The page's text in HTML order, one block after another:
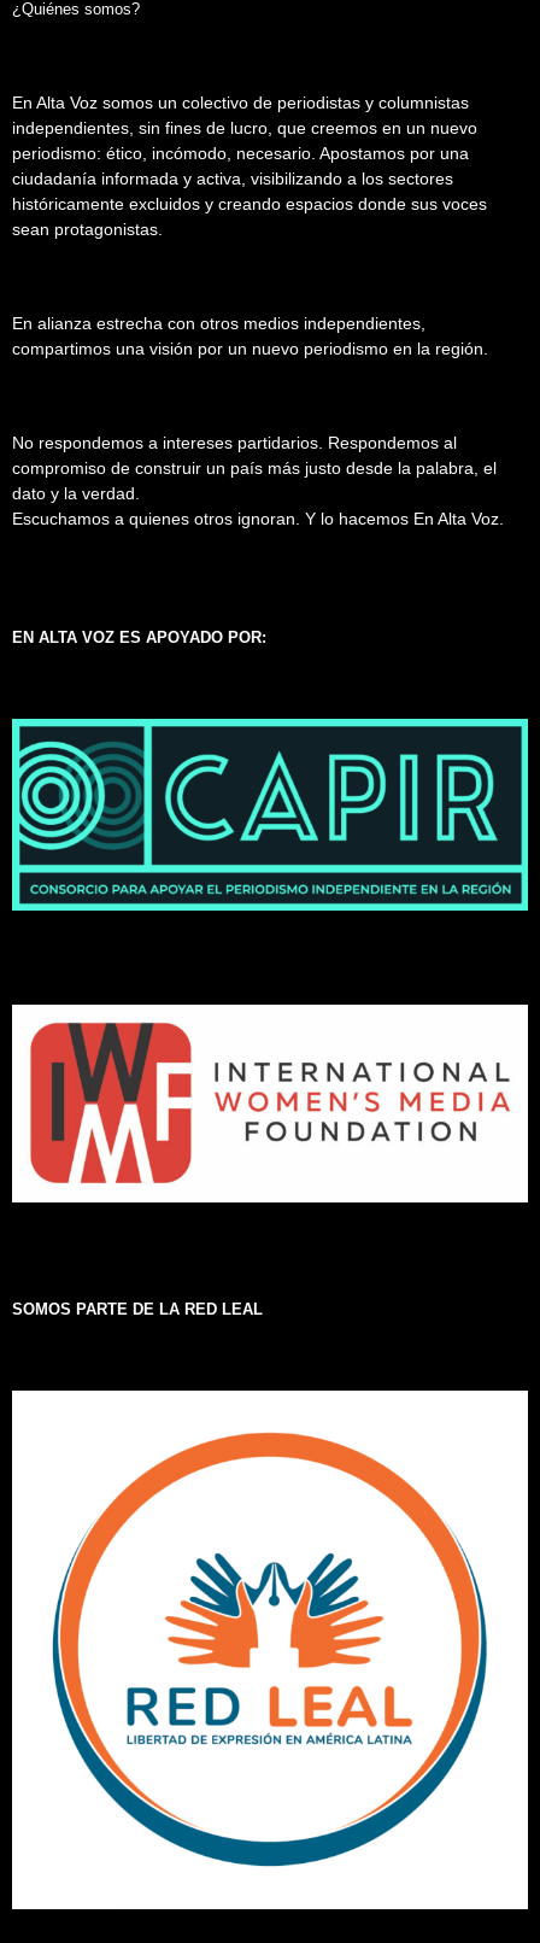
¿Quiénes somos?
En Alta Voz somos un colectivo de periodistas y columnistas
independientes, sin fines de lucro, que creemos en un nuevo
periodismo: ético, incómodo, necesario. Apostamos por una
ciudadanía informada y activa, visibilizando a los sectores
históricamente excluidos y creando espacios donde sus voces
sean protagonistas.
En alianza estrecha con otros medios independientes,
compartimos una visión por un nuevo periodismo en la región.
No respondemos a intereses partidarios. Respondemos al
compromiso de construir un país más justo desde la palabra, el
dato y la verdad.
Escuchamos a quienes otros ignoran. Y lo hacemos En Alta Voz.
EN ALTA VOZ ES APOYADO POR:
SOMOS PARTE DE LA RED LEAL